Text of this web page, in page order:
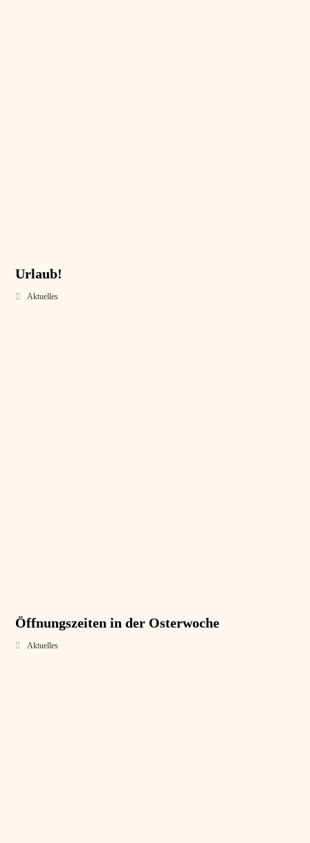
Urlaub!
Aktuelles
Öffnungszeiten in der Osterwoche
Aktuelles